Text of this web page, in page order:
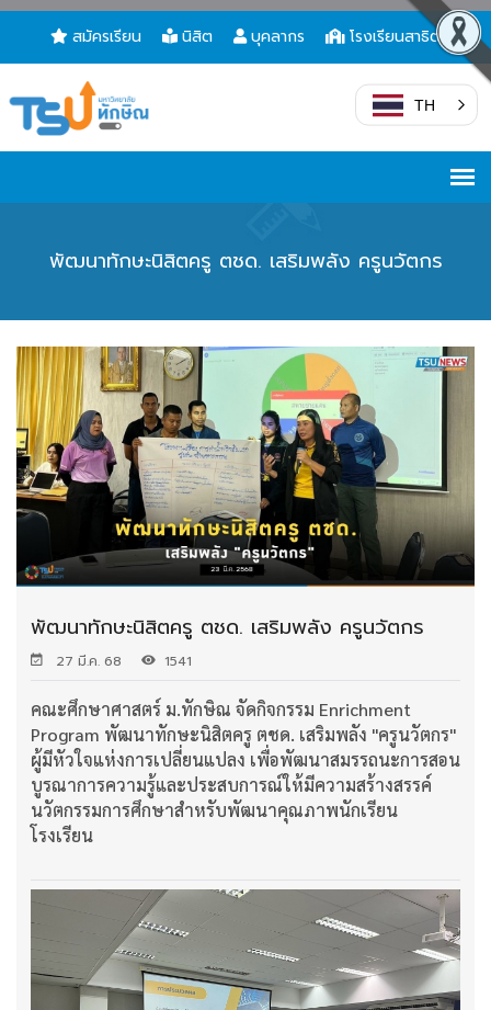
สมัครเรียน นิสิต บุคลากร โรงเรียนสาธิต
TH
พัฒนาทักษะนิสิตครู ตชด. เสริมพลัง ครูนวัตกร
พัฒนาทักษะนิสิตครู ตชด. เสริมพลัง ครูนวัตกร
27 มี.ค. 68 1541
คณะศึกษาศาสตร์ ม.ทักษิณ จัดกิจกรรม Enrichment
Program พัฒนาทักษะนิสิตครู ตชด. เสริมพลัง "ครูนวัตกร"
ผู้มีหัวใจแห่งการเปลี่ยนแปลง เพื่อพัฒนาสมรรถนะการสอน
บูรณาการความรู้และประสบการณ์ให้มีความสร้างสรรค์
นวัตกรรมการศึกษาสำหรับพัฒนาคุณภาพนักเรียน
โรงเรียน